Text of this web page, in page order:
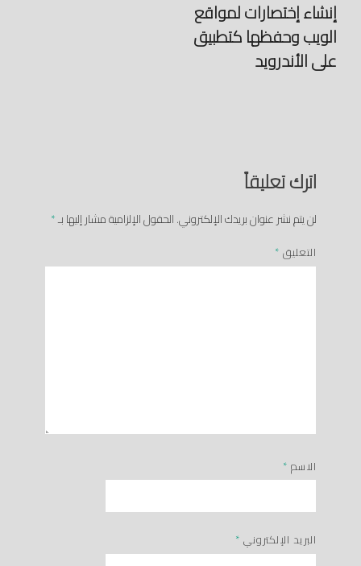
إنشاء إختصارات لمواقع
الويب وحفظها كتطبيق
على الأندرويد
اترك تعليقاً
لن يتم نشر عنوان بريدك الإلكتروني.الحقول الإلزامية مشار إليها بـ*
التعليق *
الاسم *
البريد الإلكتروني *